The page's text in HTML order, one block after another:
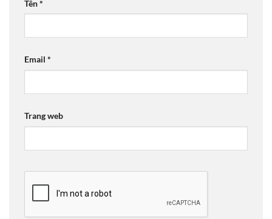
Tên*
Email *
Trang web